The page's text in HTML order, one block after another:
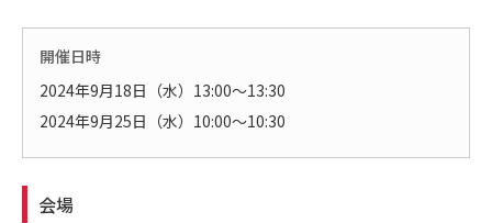
開催日時
2024年9月18日（水）13:00～13:30
2024年9月25日（水）10:00～10:30
会場